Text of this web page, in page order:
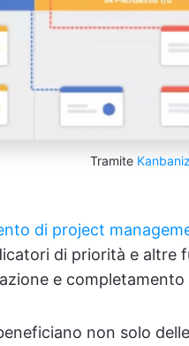
Tramite
di project
di priorità e altre
e
non solo